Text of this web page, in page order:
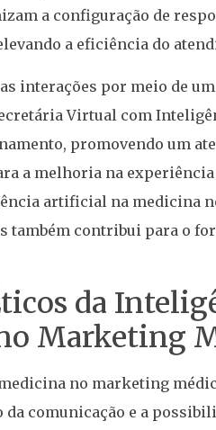
a configuração de
a eficiência do
interações por meio de
Virtual com
promovendo um
a melhoria na
artificial na medicina
também contribui para o
da
Marketing
no marketing
comunicação e a